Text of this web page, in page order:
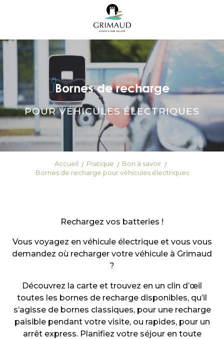
principal
Bornes de recharge
POUR VÉHICULES ÉLECTRIQUES
Accueil Pratique
Bon à savoir
Bornes de recharge pour véhicules électriques
Rechargez vos batteries !
Vous voyagez en véhicule électrique et vous vous
demandez où recharger votre véhicule à Grimaud
?
Découvrez la carte et trouvez en un clin d’œil
toutes les bornes de recharge disponibles, qu’il
s’agisse de bornes classiques, pour une recharge
paisible pendant votre visite, ou rapides, pour un
arrêt express. Planifiez votre séjour en toute